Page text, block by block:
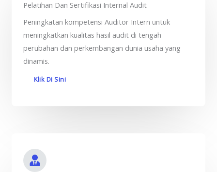
Pelatihan Dan Sertifikasi Internal Audit
Peningkatan kompetensi Auditor Intern untuk
meningkatkan kualitas hasil audit di tengah
perubahan dan perkembangan dunia usaha yang
dinamis.
Klik Di Sini